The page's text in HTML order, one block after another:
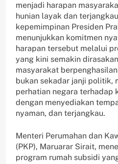
menjadi harapan
hunian layak dan
kepemimpinan Presiden
menunjukkan komitmen
harapan tersebut melalui
yang kini semakin
masyarakat
bukan sekadar janji politik,
perhatian negara terhadap
dengan menyediakan
nyaman, dan terjangkau.
Menteri Perumahan dan
(PKP), Maruarar Sirait,
program rumah subsidi